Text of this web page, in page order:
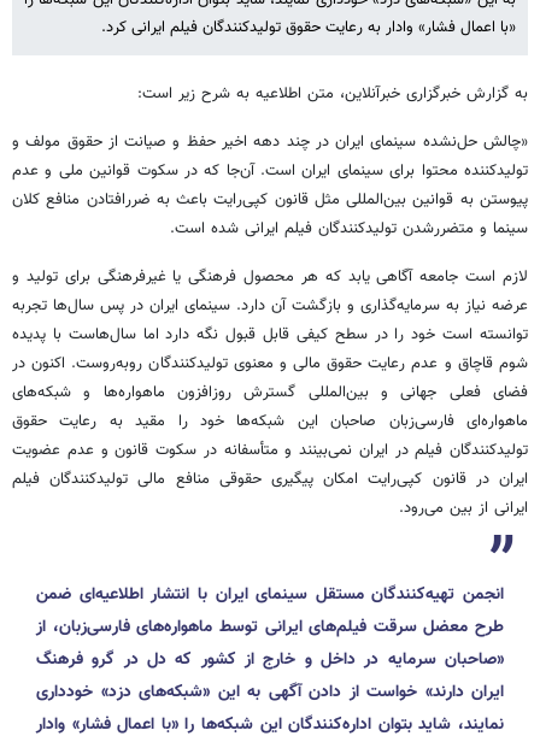
«با اعمال فشار» وادار به رعایت حقوق تولیدکنندگان فیلم ایرانی کرد.
به گزارش خبرگزاری خبرآنلاین، متن اطلاعیه به شرح زیر است:
«چالش حل‌نشده سینمای ایران در چند دهه اخیر حفظ و صیانت از حقوق مولف و
تولیدکننده محتوا برای سینمای ایران است. آن‌جا که در سکوت قوانین ملی و عدم
پیوستن به قوانین بین‌المللی مثل قانون کپی‌رایت باعث به ضررافتادن منافع کلان
سینما و متضررشدن تولیدکنندگان فیلم ایرانی شده است.
لازم است جامعه آگاهی یابد که هر محصول فرهنگی یا غیرفرهنگی برای تولید و
عرضه نیاز به سرمایه‌گذاری و بازگشت آن دارد. سینمای ایران در پس سال‌ها تجربه
توانسته است خود را در سطح کیفی قابل قبول نگه دارد اما سال‌هاست با پدیده
شوم قاچاق و عدم رعایت حقوق مالی و معنوی تولیدکنندگان روبه‌روست. اکنون در
فضای فعلی جهانی و بین‌المللی گسترش روزافزون ماهواره‌ها و شبکه‌های
ماهواره‌ای فارسی‌زبان صاحبان این شبکه‌ها خود را مقید به رعایت حقوق
تولیدکنندگان فیلم در ایران نمی‌بینند و متأسفانه در سکوت قانون و عدم عضویت
ایران در قانون کپی‌رایت امکان پیگیری حقوقی منافع مالی تولیدکنندگان فیلم
ایرانی از بین می‌رود.
انجمن تهیه‌کنندگان مستقل سینمای ایران با انتشار اطلاعیه‌ای ضمن
طرح معضل سرقت فیلم‌های ایرانی توسط ماهواره‌های فارسی‌زبان، از
«صاحبان سرمایه در داخل و خارج از کشور که دل در گرو فرهنگ
ایران دارند» خواست از دادن آگهی به این «شبکه‌های دزد» خودداری
نمایند، شاید بتوان اداره‌کنندگان این شبکه‌ها را «با اعمال فشار» وادار